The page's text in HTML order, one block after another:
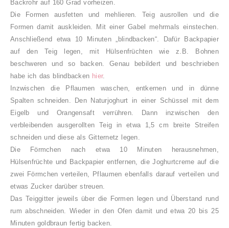
Backrohr auf 160 Grad vorheizen.
Die Formen ausfetten und mehlieren. Teig ausrollen und die
Formen damit auskleiden. Mit einer Gabel mehrmals einstechen.
Anschließend etwa 10 Minuten „blindbacken“. Dafür Backpapier
auf den Teig legen, mit Hülsenfrüchten wie z.B. Bohnen
beschweren und so backen. Genau bebildert und beschrieben
habe ich das blindbacken hier.
Inzwischen die Pflaumen waschen, entkernen und in dünne
Spalten schneiden. Den Naturjoghurt in einer Schüssel mit dem
Eigelb und Orangensaft verrühren. Dann inzwischen den
verbleibenden ausgerollten Teig in etwa 1,5 cm breite Streifen
schneiden und diese als Gitternetz legen.
Die Förmchen nach etwa 10 Minuten herausnehmen,
Hülsenfrüchte und Backpapier entfernen, die Joghurtcreme auf die
zwei Förmchen verteilen, Pflaumen ebenfalls darauf verteilen und
etwas Zucker darüber streuen.
Das Teiggitter jeweils über die Formen legen und Überstand rund
rum abschneiden. Wieder in den Ofen damit und etwa 20 bis 25
Minuten goldbraun fertig backen.